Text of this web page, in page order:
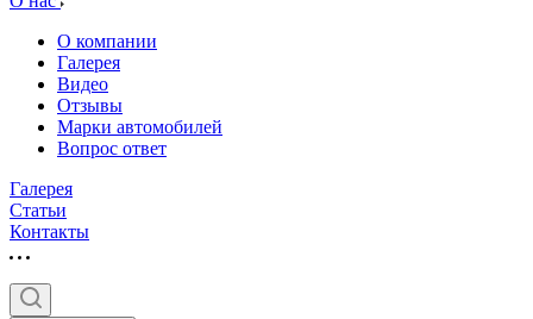
О компании
Галерея
Видео
Отзывы
Марки автомобилей
Вопрос ответ
Галерея
Статьи
Контакты